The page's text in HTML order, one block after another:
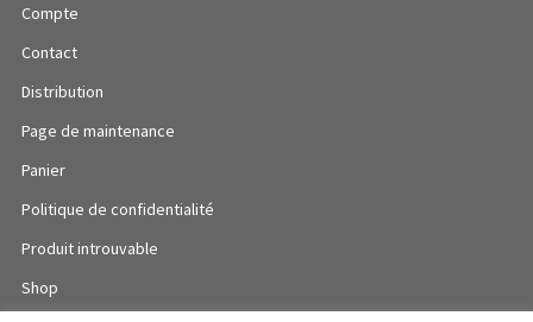
Compte
Contact
Distribution
Page de maintenance
Panier
Politique de confidentialité
Produit introuvable
Shop